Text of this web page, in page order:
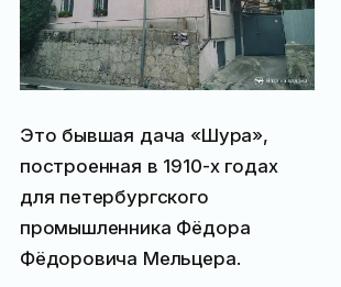
Это бывшая дача «Шура»,
построенная в 1910-х годах
для петербургского
промышленника Фёдора
Фёдоровича Мельцера.